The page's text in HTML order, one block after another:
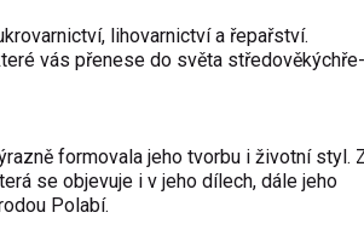
lihovarnictví a řepařství.
vás přenese do světa středověkýchře­
formovala jeho tvorbu i životní styl.
se objevuje i v jeho dílech, dále jeho
Polabí.